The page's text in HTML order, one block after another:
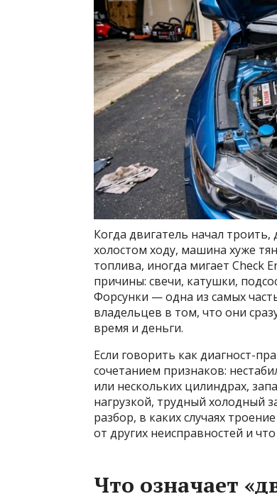
Когда двигатель начал
холостом ходу, машина хуже
топлива, иногда мигает Check
причины: свечи, катушки,
Форсунки — одна из самых
владельцев в том, что они
время и деньги.
Если говорить как диагност-
сочетанием признаков:
или нескольких цилиндрах,
нагрузкой, трудный холодный
разбор, в каких случаях
от других неисправностей и
Что означает